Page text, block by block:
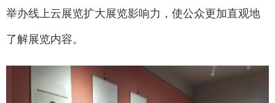
举办线上云展览扩大展览影响力，使公众更加直观地
了解展览内容。